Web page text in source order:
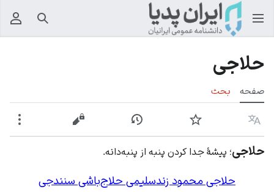
جستجو
حلاجی
صفحه بحث
زبان پیگیری نمایش تاریخچهنمایش مبدأ
حلاجی؛ پیشۀ جدا کردن پنبه از پنبه‌دانه.
حلاجی محمود زندسلیمی حلاج‌باشی سنندجی